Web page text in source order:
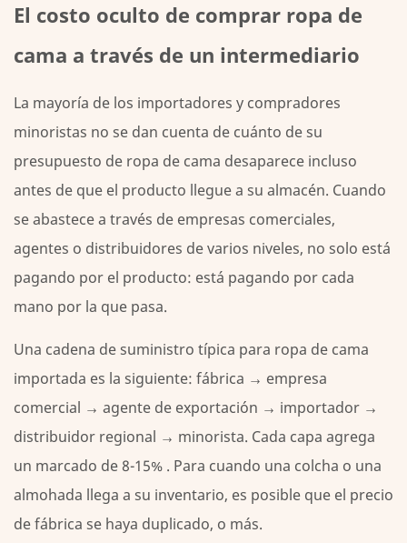
El
oculto
comprar
ropa
de
cama
de
un
intermediario
De
dónde
proviene
realmente
ahorro
del
30%
El costo oculto de comprar ropa de
cama a través de un intermediario
La mayoría de los importadores y compradores
minoristas no se dan cuenta de cuánto de su
presupuesto de ropa de cama desaparece incluso
antes de que el producto llegue a su almacén. Cuando
se abastece a través de empresas comerciales,
agentes o distribuidores de varios niveles, no solo está
pagando por el producto: está pagando por cada
mano por la que pasa.
Una cadena de suministro típica para ropa de cama
importada es la siguiente: fábrica → empresa
comercial → agente de exportación → importador →
distribuidor regional → minorista. Cada capa agrega
un marcado de 8-15% . Para cuando una colcha o una
almohada llega a su inventario, es posible que el precio
de fábrica se haya duplicado, o más.